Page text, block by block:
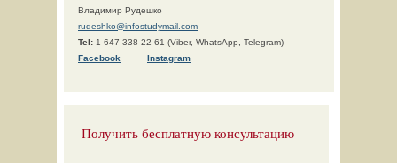
Владимир Рудешко
rudeshko@infostudymail.com
Tel: 1 647 338 22 61 (Viber, WhatsApp, Telegram)
Facebook Instagram
Получить бесплатную консультацию